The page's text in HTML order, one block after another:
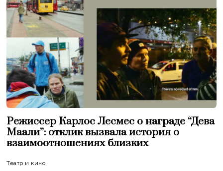
Режиссер Карлос Лесмес о награде “Дева
Маали”: отклик вызвала история о
взаимоотношениях близких
Театр и кино